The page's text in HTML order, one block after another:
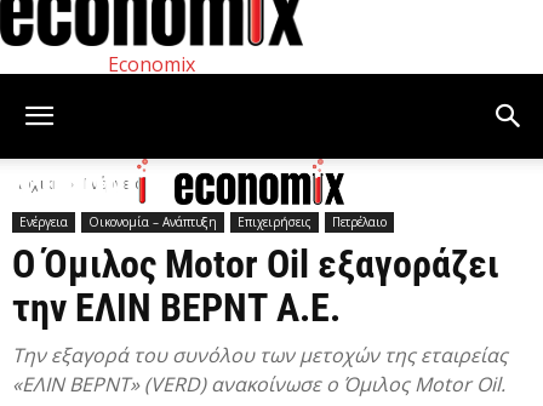
Economix
Αρχική Ενέργεια
Ενέργεια Οικονομία – Ανάπτυξη Επιχειρήσεις Πετρέλαιο
Ο Όμιλος Μotor Oil εξαγοράζει
την ΕΛΙΝ ΒΕΡΝΤ A.E.
Την εξαγορά του συνόλου των μετοχών της εταιρείας
«ΕΛΙΝ ΒΕΡΝΤ» (VERD) ανακοίνωσε ο Όμιλος Motor Oil.